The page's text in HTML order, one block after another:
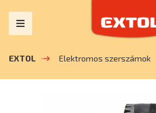
EXTOL Elektromos szerszámok